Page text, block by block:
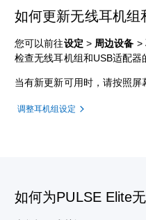
如何更新无线耳机组
您可以前往设定 > 周边设备 >
检查无线耳机组和USB适配器
当有新更新可用时，请按照屏
调整耳机组设定
如何为PULSE Elite